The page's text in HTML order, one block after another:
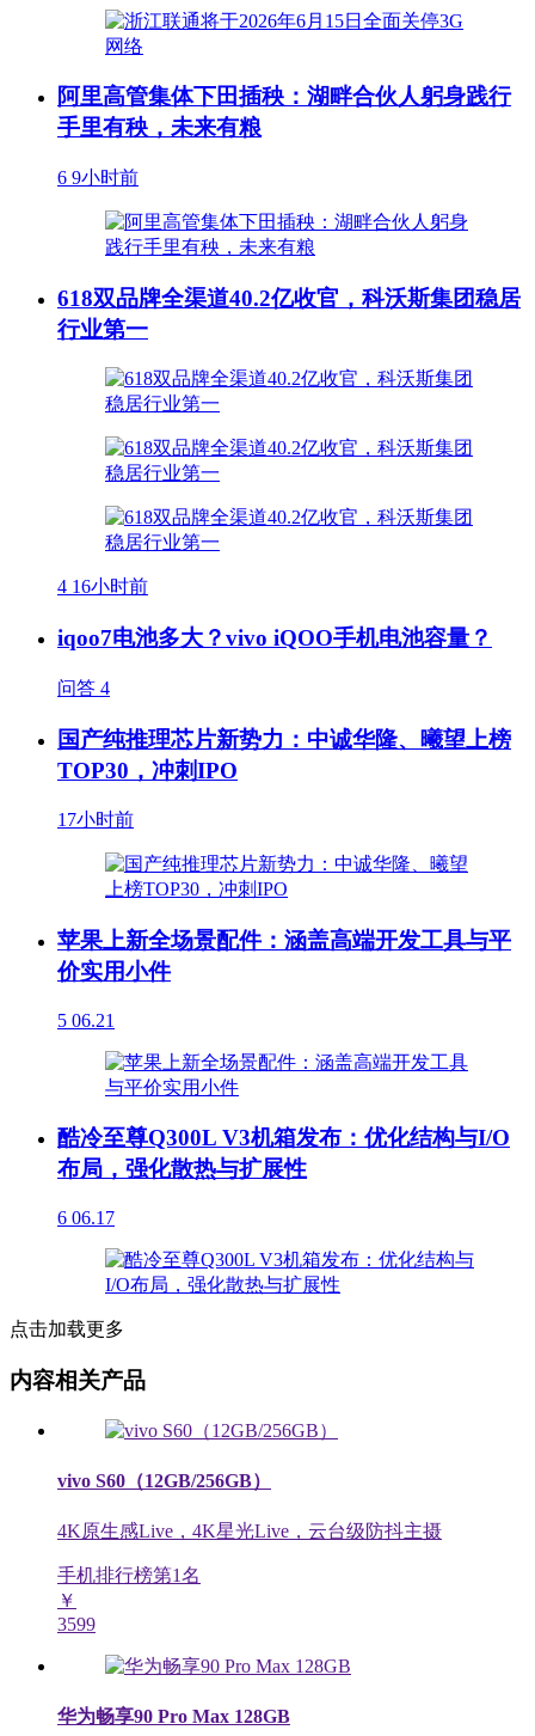
阿里高管集体下田插秧：湖畔合伙人躬身践行
手里有秧，未来有粮
6 9小时前
618双品牌全渠道40.2亿收官，科沃斯集团稳居
行业第一
4 16小时前
iqoo7电池多大？vivo iQOO手机电池容量？
问答 4
国产纯推理芯片新势力：中诚华隆、曦望上榜
TOP30，冲刺IPO
17小时前
苹果上新全场景配件：涵盖高端开发工具与平
价实用小件
5 06.21
酷冷至尊Q300L V3机箱发布：优化结构与I/O
布局，强化散热与扩展性
6 06.17
点击加载更多
内容相关产品
vivo S60（12GB/256GB）
4K原生感Live，4K星光Live，云台级防抖主摄
手机排行榜第1名
￥
3599
华为畅享90 Pro Max 128GB